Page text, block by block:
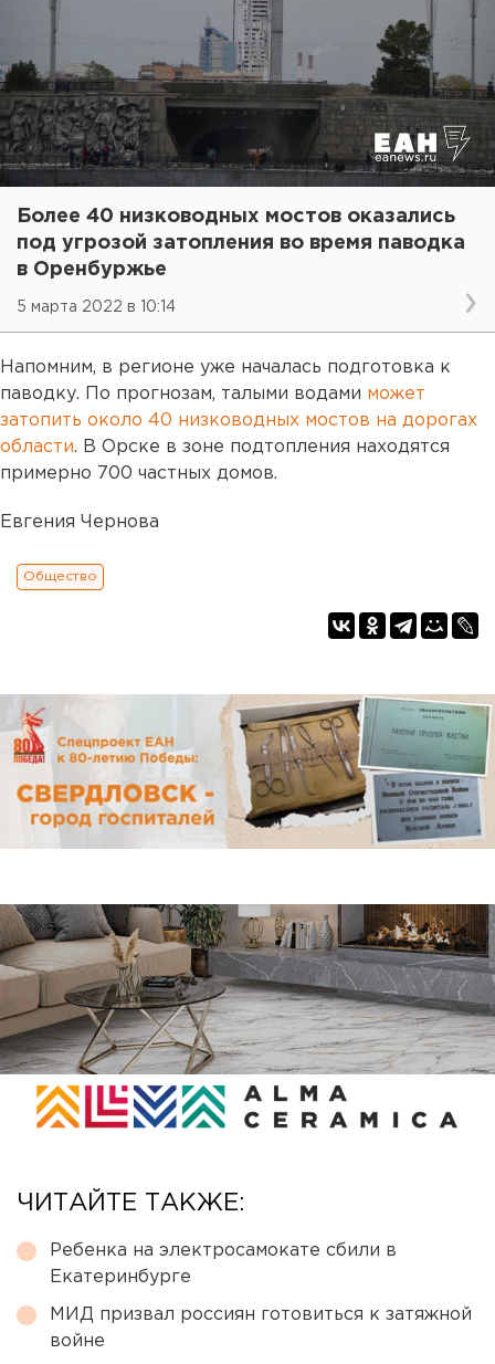
Более 40 низководных мостов оказались
под угрозой затопления во время паводка
в Оренбуржье
5 марта 2022 в 10:14
Напомним, в регионе уже началась подготовка к
паводку. По прогнозам, талыми водами может
затопить около 40 низководных мостов на дорогах
области. В Орске в зоне подтопления находятся
примерно 700 частных домов.
Евгения Чернова
Общество
ЧИТАЙТЕ ТАКЖЕ:
Ребенка на электросамокате сбили в
Екатеринбурге
МИД призвал россиян готовиться к затяжной
войне